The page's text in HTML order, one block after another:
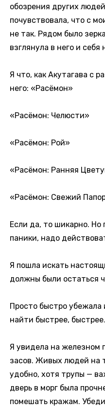
обозрения других
почувствовала, что с
не так. Рядом было
взглянула в него и
Я что, как Акутагава с
него: «Расёмон»
«Расёмон: Челюсти»
«Расёмон: Рой»
«Расёмон: Ранняя
«Расёмон: Свежий
Если да, то шикарно. Но
паники, надо
Я пошла искать
должны были остаться
Просто быстро убежала
найти быстрее,
Я увидела на железном
засов. Живых людей на
удобно, хотя трупы —
дверь в морг была
помешать кражам.